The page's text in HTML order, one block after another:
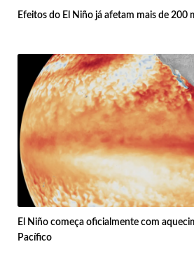
Efeitos do El Niño já afetam mais de 200
El Niño começa oficialmente com
Pacífico